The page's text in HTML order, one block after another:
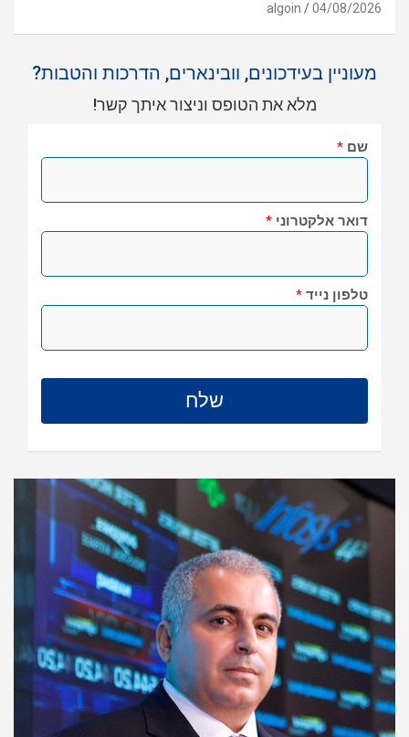
04/08/2026
algoin
מעוניין בעידכונים, וובינארים, הדרכות והטבות?
מלא את הטופס וניצור איתך קשר!
שם *
דואר אלקטרוני *
טלפון נייד *